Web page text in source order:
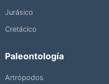
Jurásico
Cretácico
Paleontología
Artrópodos